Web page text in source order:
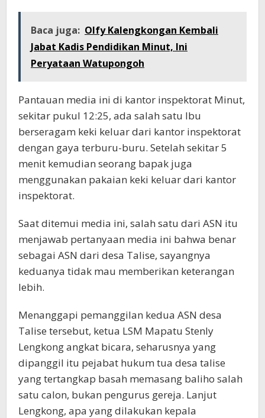
Baca juga: Olfy Kalengkongan Kembali
Jabat Kadis Pendidikan Minut, Ini
Peryataan Watupongoh
Pantauan media ini di kantor inspektorat Minut,
sekitar pukul 12:25, ada salah satu Ibu
berseragam keki keluar dari kantor inspektorat
dengan gaya terburu-buru. Setelah sekitar 5
menit kemudian seorang bapak juga
menggunakan pakaian keki keluar dari kantor
inspektorat.
Saat ditemui media ini, salah satu dari ASN itu
menjawab pertanyaan media ini bahwa benar
sebagai ASN dari desa Talise, sayangnya
keduanya tidak mau memberikan keterangan
lebih.
Menanggapi pemanggilan kedua ASN desa
Talise tersebut, ketua LSM Mapatu Stenly
Lengkong angkat bicara, seharusnya yang
dipanggil itu pejabat hukum tua desa talise
yang tertangkap basah memasang baliho salah
satu calon, bukan pengurus gereja. Lanjut
Lengkong, apa yang dilakukan kepala